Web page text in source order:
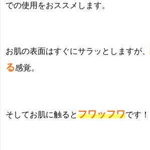
での使用をおススメします。
お肌の表面はすぐにサラッとしますが、
る感覚。
そしてお肌に触るとフワッフワです！